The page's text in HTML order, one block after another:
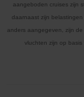
aangeboden cruises zijn
daarnaast zijn
anders aangegeven, zijn
vluchten zijn op